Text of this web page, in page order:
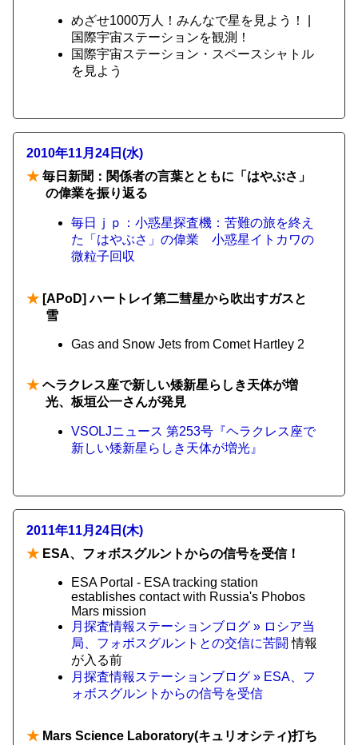
めざせ1000万人！みんなで星を見よう！ |
国際宇宙ステーションを観測！
国際宇宙ステーション・スペースシャトル
を見よう
2010年11月24日(水)
★ 毎日新聞：関係者の言葉とともに「はやぶさ」
の偉業を振り返る
毎日ｊｐ：小惑星探査機：苦難の旅を終え
た「はやぶさ」の偉業 小惑星イトカワの
微粒子回収
★ [APoD] ハートレイ第二彗星から吹出すガスと
雪
Gas and Snow Jets from Comet Hartley 2
★ ヘラクレス座で新しい矮新星らしき天体が増
光、板垣公一さんが発見
VSOLJニュース 第253号『ヘラクレス座で
新しい矮新星らしき天体が増光』
2011年11月24日(木)
★ ESA、フォボスグルントからの信号を受信！
ESA Portal - ESA tracking station
establishes contact with Russia's Phobos
Mars mission
月探査情報ステーションブログ » ロシア当
局、フォボスグルントとの交信に苦闘 情報
が入る前
月探査情報ステーションブログ » ESA、フ
ォボスグルントからの信号を受信
★ Mars Science Laboratory(キュリオシティ)打ち